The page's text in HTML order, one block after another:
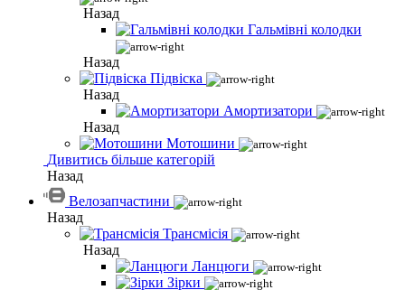
Назад
Гальмівні колодки
Назад
Підвіска
Назад
Амортизатори
Назад
Мотошини
Дивитись більше категорій
Назад
Велозапчастини
Назад
Трансмісія
Назад
Ланцюги
Зірки